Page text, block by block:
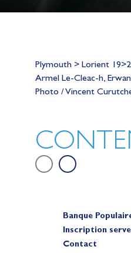
Plymouth > Lorient
Armel Le-Cleac-h,
Photo / Vincent
Lauriane
sur le plan
Banque
Inscription
Contact